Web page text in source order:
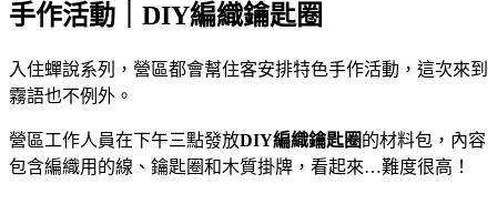
手作活動｜DIY編織鑰匙圈
入住蟬說系列，營區都會幫住客安排特色手作活動，這次來到
霧語也不例外。
營區工作人員在下午三點發放DIY編織鑰匙圈的材料包，內容
包含編織用的線、鑰匙圈和木質掛牌，看起來…難度很高！